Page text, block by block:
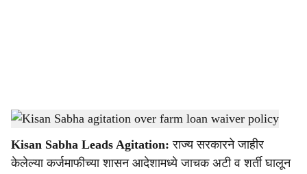
a
Farmers protest against loan waiver conditions in Maharashtra-Agrowon
Kisan Sabha Leads Agitation: राज्य सरकारने जाहीर
केलेल्या कर्जमाफीच्या शासन आदेशामध्ये जाचक अटी व शर्ती घालून